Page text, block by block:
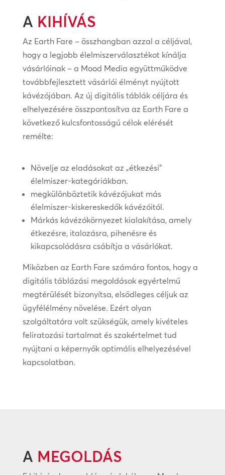
A KIHÍVÁS
Az Earth Fare – összhangban azzal a céljával,
hogy a legjobb élelmiszerválasztékot kínálja
vásárlóinak – a Mood Media együttműködve
továbbfejlesztett vásárlói élményt nyújtott
kávézójában. Az új digitális táblák céljára és
elhelyezésére összpontosítva az Earth Fare a
következő kulcsfontosságú célok elérését
remélte:
Növelje az eladásokat az „étkezési”
élelmiszer-kategóriákban.
megkülönböztetik kávézójukat más
élelmiszer-kiskereskedők kávézóitól.
Márkás kávézókörnyezet kialakítása, amely
étkezésre, italozásra, pihenésre és
kikapcsolódásra csábítja a vásárlókat.
Miközben az Earth Fare számára fontos, hogy a
digitális táblázási megoldások egyértelmű
megtérülését bizonyítsa, elsődleges céljuk az
ügyfélélmény növelése. Ezért olyan
szolgáltatóra volt szükségük, amely kivételes
feliratozási tartalmat és szakértelmet tud
nyújtani a képernyők optimális elhelyezésével
kapcsolatban.
A MEGOLDÁS